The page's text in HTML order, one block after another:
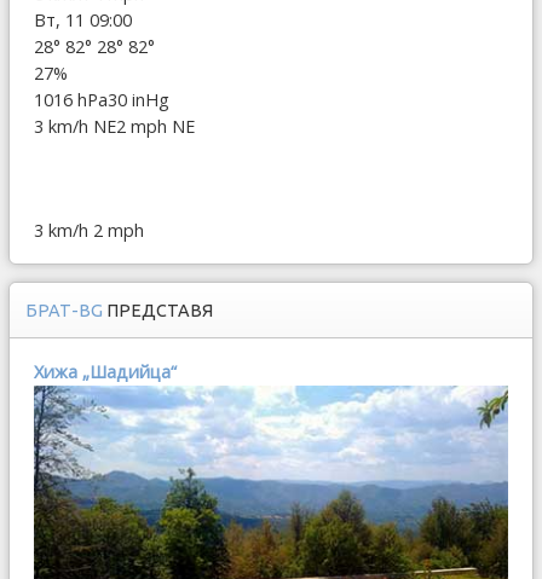
Вт, 11 09:00
28° 82° 28° 82°
27%
1016 hPa30 inHg
3 km/h NE2 mph NE
3 km/h 2 mph
БРАТ-BG ПРЕДСТАВЯ
Хижа „Шадийца“